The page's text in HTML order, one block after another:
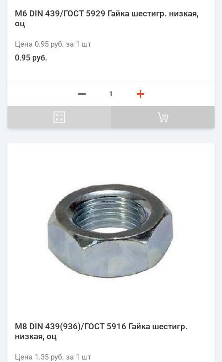
М6 DIN 439/ГОСТ 5929 Гайка шестигр. низкая,
оц
Цена 0.95 руб. за 1 шт
0.95 руб.
М8 DIN 439(936)/ГОСТ 5916 Гайка шестигр.
низкая, оц
Цена 1.35 руб. за 1 шт